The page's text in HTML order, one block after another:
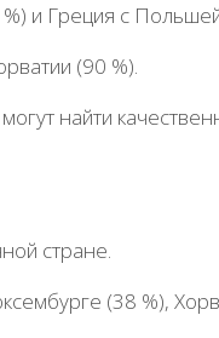
и Греция с
(90 %).
найти
стране.
(38 %),